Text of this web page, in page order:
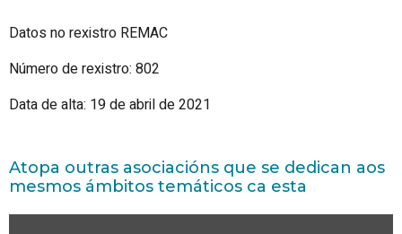
Datos no rexistro REMAC
Número de rexistro: 802
Data de alta: 19 de abril de 2021
Atopa outras asociacións que se dedican aos
mesmos ámbitos temáticos ca esta